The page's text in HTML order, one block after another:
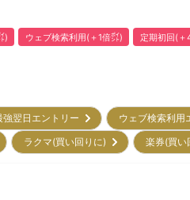
) ウェブ検索利用(＋1倍㌽) 定期初回(＋
強翌日エントリー ウェブ検索利
ラクマ(買い回りに) 楽券(買